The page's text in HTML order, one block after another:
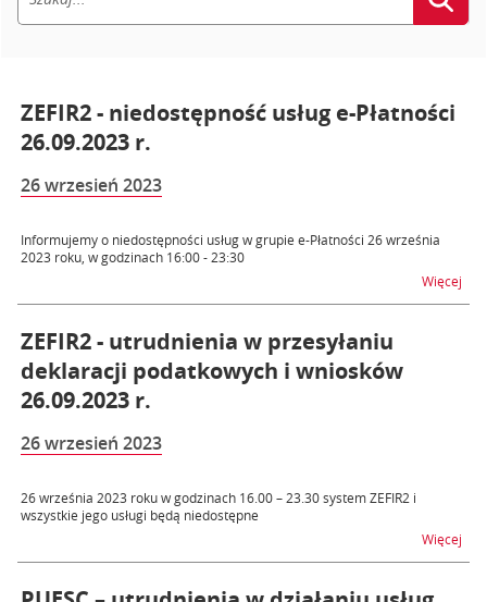
ZEFIR2 - niedostępność usług e-Płatności
26.09.2023 r.
26 wrzesień 2023
Informujemy o niedostępności usług w grupie e-Płatności 26 września
2023 roku, w godzinach 16:00 - 23:30
Więcej
ZEFIR2 - utrudnienia w przesyłaniu
deklaracji podatkowych i wniosków
26.09.2023 r.
26 wrzesień 2023
26 września 2023 roku w godzinach 16.00 – 23.30 system ZEFIR2 i
wszystkie jego usługi będą niedostępne
Więcej